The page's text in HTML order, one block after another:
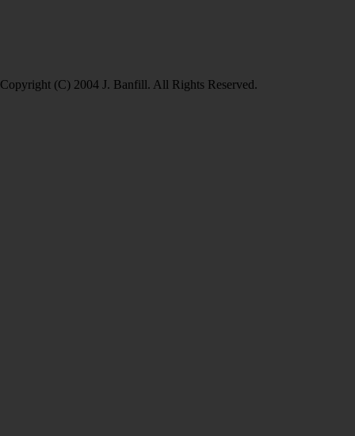
Copyright (C) 2004 J. Banfill. All Rights Reserved.